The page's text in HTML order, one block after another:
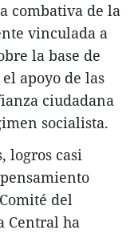
combativa de la
vinculada a
la base de
apoyo de las
ciudadana
socialista.
logros casi
del
Central ha